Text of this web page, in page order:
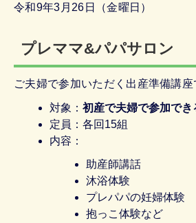
令和9年3月26日（金曜日）
プレママ&パパサロン
ご夫婦で参加いただく出産準備講座
対象：初産で夫婦で参加でき
定員：各回15組
内容：
助産師講話
沐浴体験
プレパパの妊婦体験
抱っこ体験など